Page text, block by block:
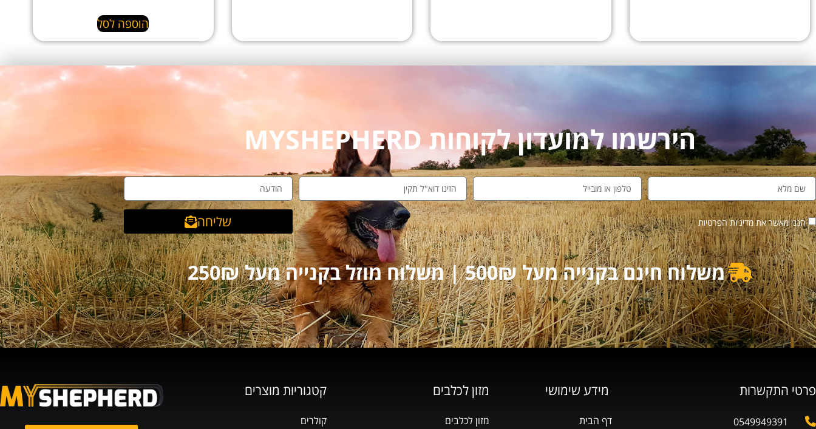
הוספה לסל
הירשמו למועדון לקוחות MYSHEPHERD
הנני מאשר את מדיניות הפרטיות שליחה
משלוח חינם בקנייה מעל 500₪ | משלוח מוזל בקנייה מעל 250₪
פרטי התקשרות
0549949391
מידע שימושי
דף הבית
מזון לכלבים
מזון לכלבים
קטגוריות מוצרים
קולרים